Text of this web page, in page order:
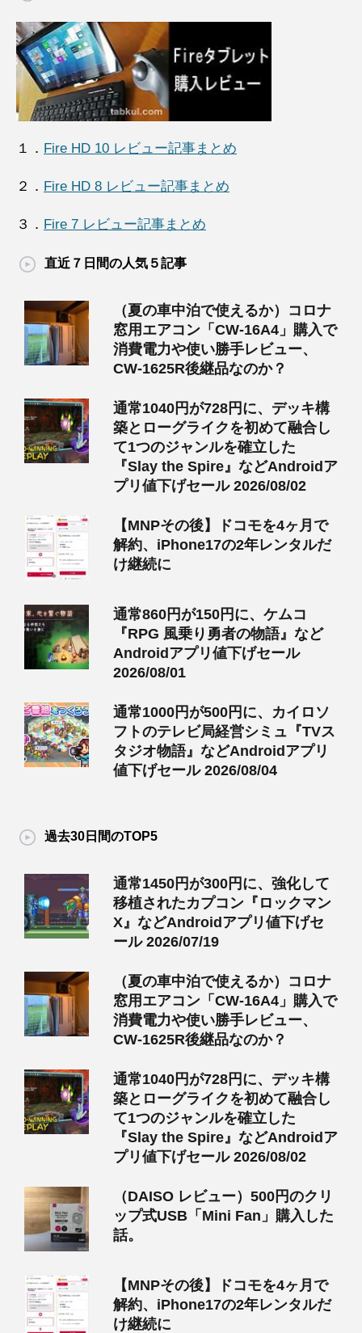
１． Fire HD 10 レビュー記事まとめ
２． Fire HD 8 レビュー記事まとめ
３． Fire 7 レビュー記事まとめ
直近７日間の人気５記事
（夏の車中泊で使えるか）コロナ
窓用エアコン「CW-16A4」購入で
消費電力や使い勝手レビュー、
CW-1625R後継品なのか？
通常1040円が728円に、デッキ構
築とローグライクを初めて融合し
て1つのジャンルを確立した
『Slay the Spire』などAndroidア
プリ値下げセール 2026/08/02
【MNPその後】ドコモを4ヶ月で
解約、iPhone17の2年レンタルだ
け継続に
通常860円が150円に、ケムコ
『RPG 風乗り勇者の物語』など
Androidアプリ値下げセール
2026/08/01
通常1000円が500円に、カイロソ
フトのテレビ局経営シミュ『TVス
タジオ物語』などAndroidアプリ
値下げセール 2026/08/04
過去30日間のTOP5
通常1450円が300円に、強化して
移植されたカプコン『ロックマン
X』などAndroidアプリ値下げセ
ール 2026/07/19
（夏の車中泊で使えるか）コロナ
窓用エアコン「CW-16A4」購入で
消費電力や使い勝手レビュー、
CW-1625R後継品なのか？
通常1040円が728円に、デッキ構
築とローグライクを初めて融合し
て1つのジャンルを確立した
『Slay the Spire』などAndroidア
プリ値下げセール 2026/08/02
（DAISO レビュー）500円のクリ
ップ式USB「Mini Fan」購入した
話。
【MNPその後】ドコモを4ヶ月で
解約、iPhone17の2年レンタルだ
け継続に